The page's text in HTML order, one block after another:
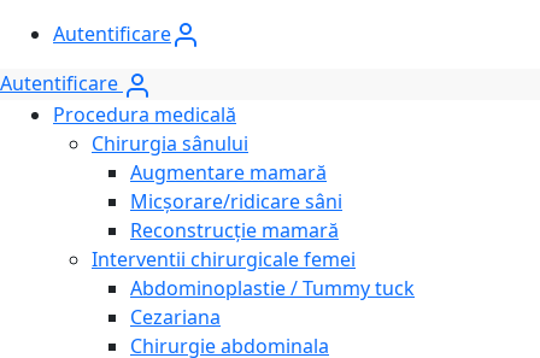
Autentificare
Autentificare
Procedura medicală
Chirurgia sânului
Augmentare mamară
Micșorare/ridicare sâni
Reconstrucție mamară
Interventii chirurgicale femei
Abdominoplastie / Tummy tuck
Cezariana
Chirurgie abdominala